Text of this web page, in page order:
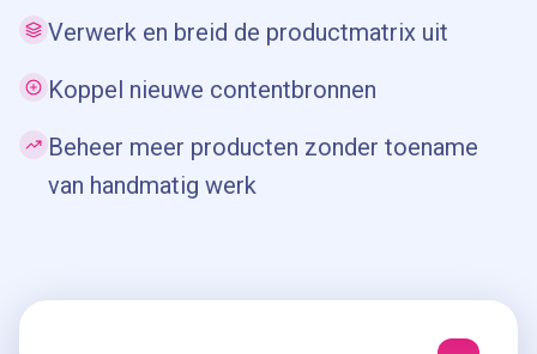
Verwerk en breid de productmatrix uit
Koppel nieuwe contentbronnen
Beheer meer producten zonder toename
van handmatig werk